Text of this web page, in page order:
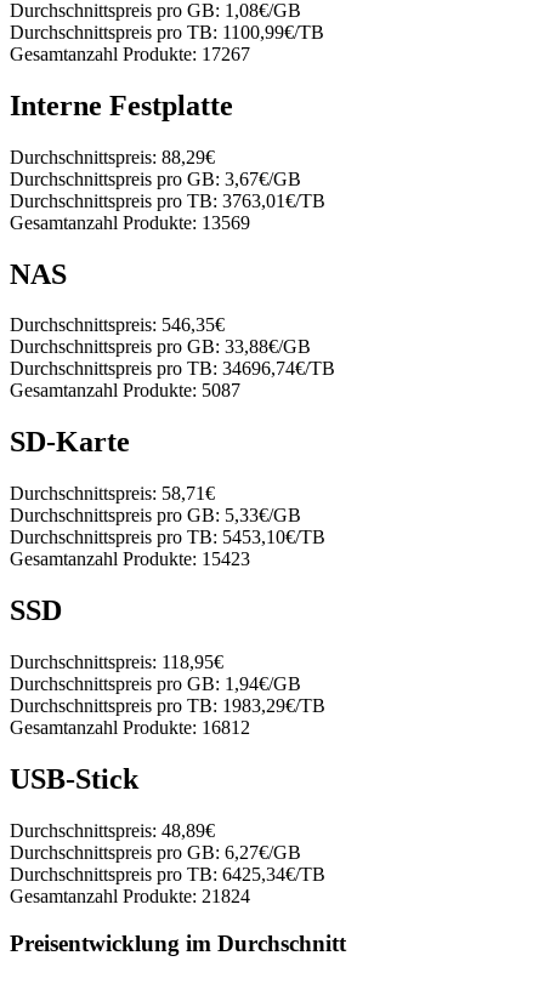
Durchschnittspreis pro GB: 1,08€/GB
Durchschnittspreis pro TB: 1100,99€/TB
Gesamtanzahl Produkte: 17267
Interne Festplatte
Durchschnittspreis: 88,29€
Durchschnittspreis pro GB: 3,67€/GB
Durchschnittspreis pro TB: 3763,01€/TB
Gesamtanzahl Produkte: 13569
NAS
Durchschnittspreis: 546,35€
Durchschnittspreis pro GB: 33,88€/GB
Durchschnittspreis pro TB: 34696,74€/TB
Gesamtanzahl Produkte: 5087
SD-Karte
Durchschnittspreis: 58,71€
Durchschnittspreis pro GB: 5,33€/GB
Durchschnittspreis pro TB: 5453,10€/TB
Gesamtanzahl Produkte: 15423
SSD
Durchschnittspreis: 118,95€
Durchschnittspreis pro GB: 1,94€/GB
Durchschnittspreis pro TB: 1983,29€/TB
Gesamtanzahl Produkte: 16812
USB-Stick
Durchschnittspreis: 48,89€
Durchschnittspreis pro GB: 6,27€/GB
Durchschnittspreis pro TB: 6425,34€/TB
Gesamtanzahl Produkte: 21824
Preisentwicklung im Durchschnitt